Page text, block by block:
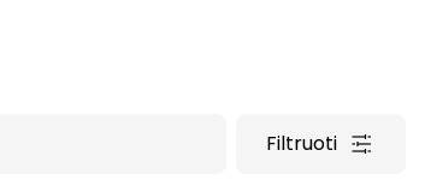
Filtruoti